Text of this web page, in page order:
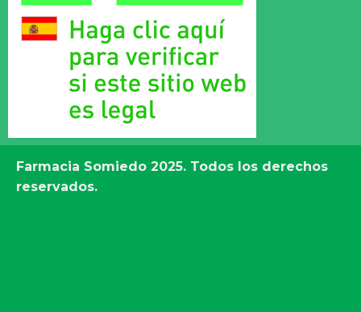
Farmacia Somiedo 2025. Todos los derechos
reservados.